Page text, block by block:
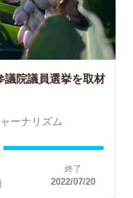
院議員選挙を取材
ーナリズム
終了
2022/07/20